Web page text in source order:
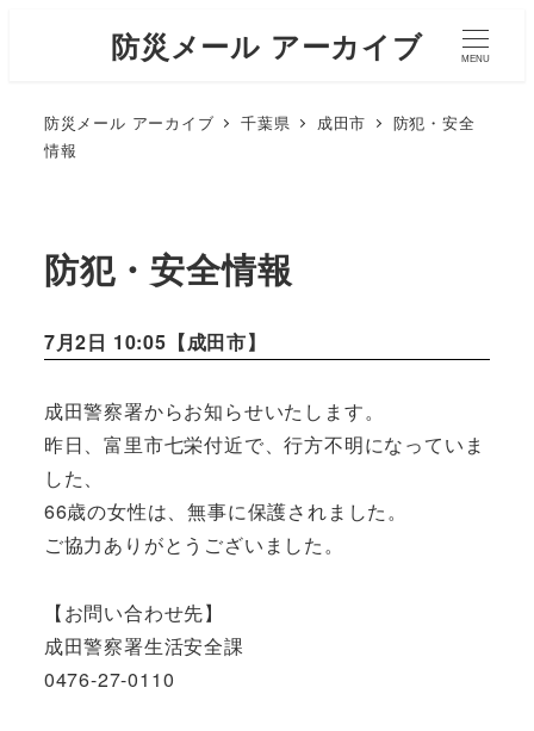
防災メール アーカイブ MENU
防災メール アーカイブ 千葉県 成田市
防犯・安全
情報
防犯・安全情報
7月2日 10:05【成田市】
成田警察署からお知らせいたします。
昨日、富里市七栄付近で、行方不明になっていま
した、
66歳の女性は、無事に保護されました。
ご協力ありがとうございました。
【お問い合わせ先】
成田警察署生活安全課
0476-27-0110